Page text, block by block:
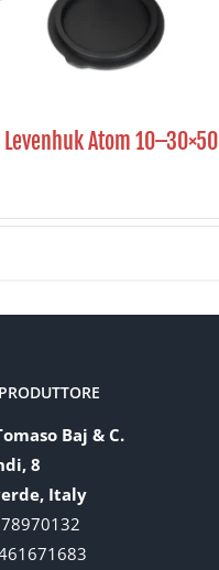
Levenhuk Atom 10–30×50
Baj & C.
8
Italy